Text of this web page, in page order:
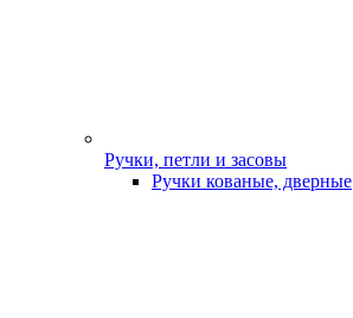
Ручки, петли и засовы
Ручки кованые, дверные